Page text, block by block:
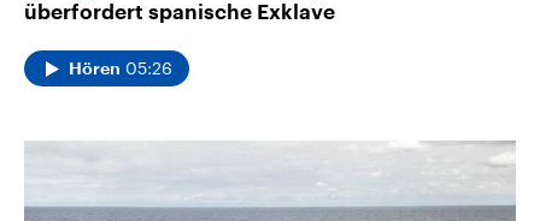
überfordert spanische Exklave
Hören 05:26